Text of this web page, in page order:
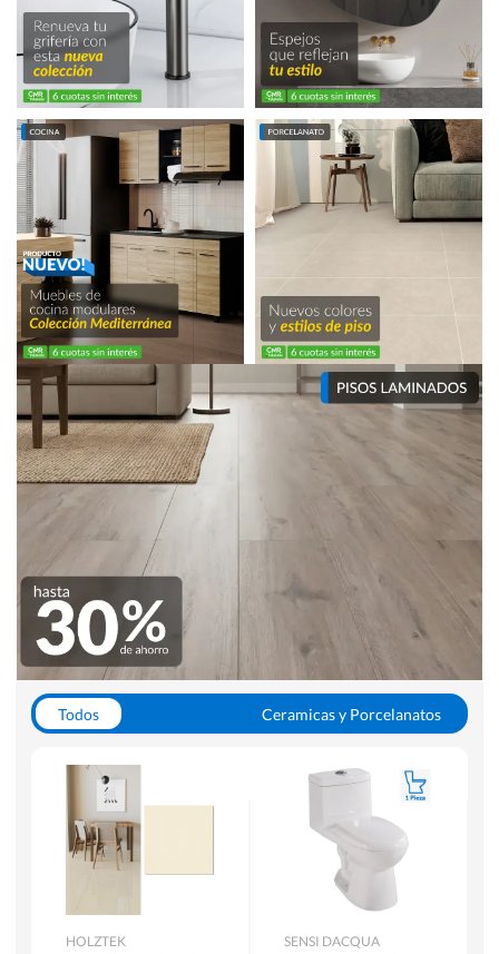
Todos
Ceramicas y Porcelanatos
WC y Sanitarios
Pisos Flotantes y Laminados
Pinturas
HOLZTEK SENSI DACQUA